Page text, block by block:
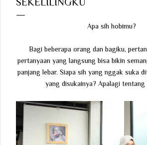
Apa sih hobimu?
Bagi beberapa orang dan bagiku,
pertanyaan yang langsung bisa bikin
panjang lebar. Siapa sih yang nggak suka
yang disukainya? Apalagi tentang